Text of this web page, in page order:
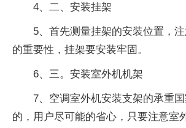
4、二、安装挂架
5、首先测量挂架的安装位置，
的重要性，挂架要安装牢固。
6、三。安装室外机机架
7、空调室外机安装支架的承重
的，用户尽可能的省心，只要注意室